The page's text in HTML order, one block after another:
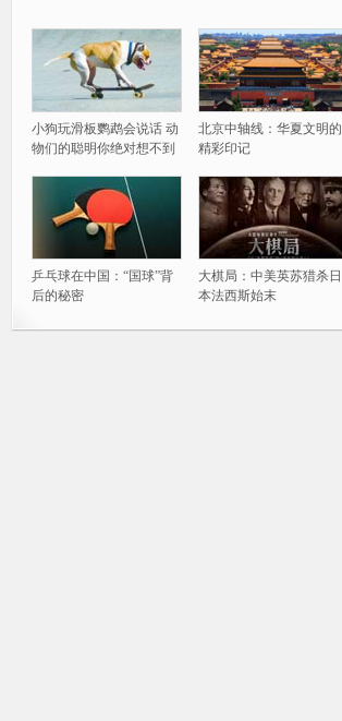
小狗玩滑板鹦鹉会说话 动
物们的聪明你绝对想不到
北京中轴线：华夏文明的
精彩印记
乒乓球在中国：“国球”背
后的秘密
大棋局：中美英苏猎杀日
本法西斯始末